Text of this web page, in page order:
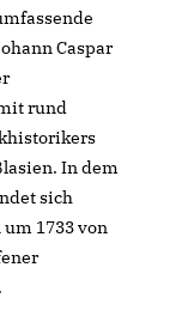
Caspar
rund
In dem
sich
1733 von